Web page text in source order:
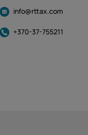
info@rttax.com
+370-37-755211